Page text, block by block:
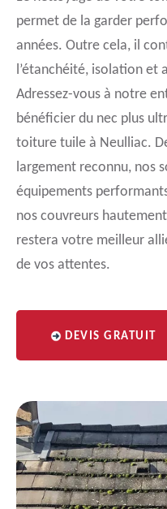
permet de la garder
années. Outre cela, il
l’étanchéité, isolation et
Adressez-vous à notre
bénéficier du nec plus
toiture tuile à Neulliac.
largement reconnu, nos
équipements
nos couvreurs
restera votre meilleur
de vos attentes.
DEVIS GRATUIT